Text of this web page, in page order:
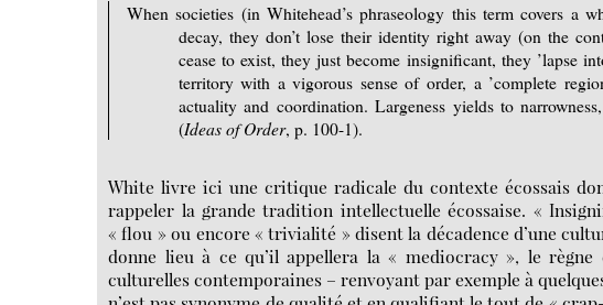
When societies (in Whitehead’s phraseology this term covers a
decay, they don’t lose their identity right away (on the
cease to exist, they just become insignificant, they ’lapse
territory with a vigorous sense of order, a ’complete
actuality and coordination. Largeness yields to
(Ideas of Order, p. 100-1).
White livre ici une critique radicale du contexte écossais
rappeler la grande tradition intellectuelle écossaise. «
« flou » ou encore « trivialité » disent la décadence d’une
donne lieu à ce qu’il appellera la « mediocracy », le
culturelles contemporaines – renvoyant par exemple à